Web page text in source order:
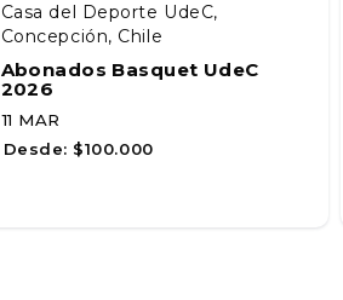
Casa del Deporte UdeC,
Concepción, Chile
Abonados Basquet UdeC
2026
11 MAR
Desde: $100.000